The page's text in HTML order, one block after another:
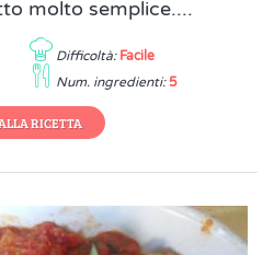
molto semplice....
Difficoltà: Facile
Num. ingredienti: 5
RICETTA